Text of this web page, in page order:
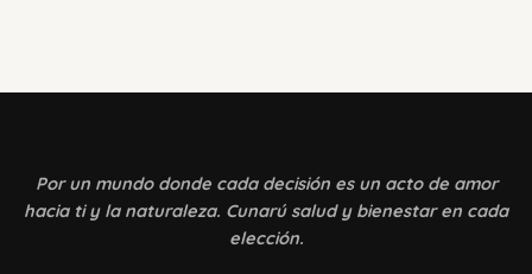
Por un mundo donde cada decisión es un acto de amor
hacia ti y la naturaleza. Cunarú salud y bienestar en cada
elección.